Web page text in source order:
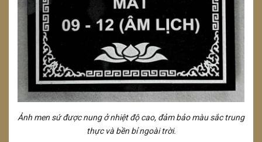
Ảnh men sứ được nung ở nhiệt độ cao, đảm bảo màu sắc trung
thực và bền bỉ ngoài trời.